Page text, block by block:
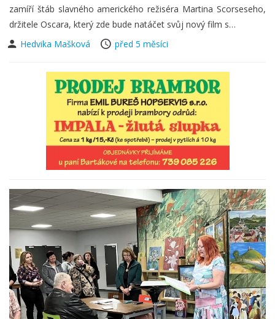
zamíří štáb slavného amerického režiséra Martina Scorseseho,
držitele Oscara, který zde bude natáčet svůj nový film s…
Hedvika Mašková
před 5 měsíci